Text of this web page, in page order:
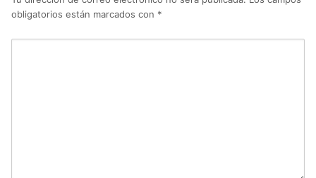
obligatorios están marcados con *